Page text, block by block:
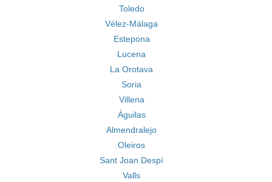
Toledo
Vélez-Málaga
Estepona
Lucena
La Orotava
Soria
Villena
Águilas
Almendralejo
Oleiros
Sant Joan Despí
Valls